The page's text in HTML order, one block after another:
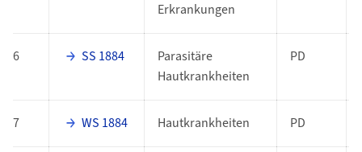
Erkrankungen
6 SS 1884
Parasitäre
Hautkrankheiten
PD
7 WS 1884 Hautkrankheiten PD